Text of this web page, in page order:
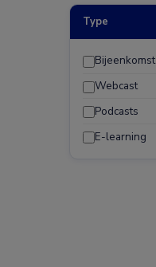
Type
Bijeenkomst
Webcast
Podcasts
E-learning